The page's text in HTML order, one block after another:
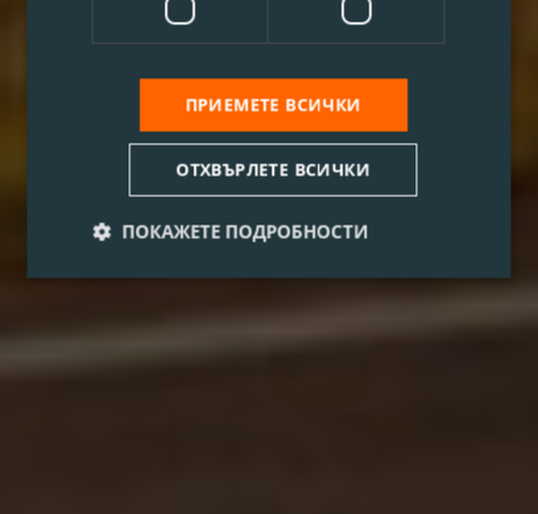
ПРИЕМЕТЕ ВСИЧКИ
ОТХВЪРЛЕТЕ ВСИЧКИ
ПОКАЖЕТЕ ПОДРОБНОСТИ